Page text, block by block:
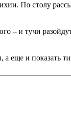
По столу
– и тучи
еще и показать